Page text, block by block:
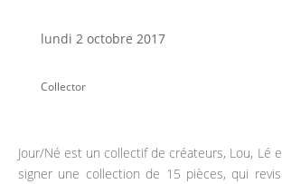
lundi 2 octobre 2017
Collector
Jour/Né est un collectif de créateurs, Lou, Lé
signer une collection de 15 pièces, qui